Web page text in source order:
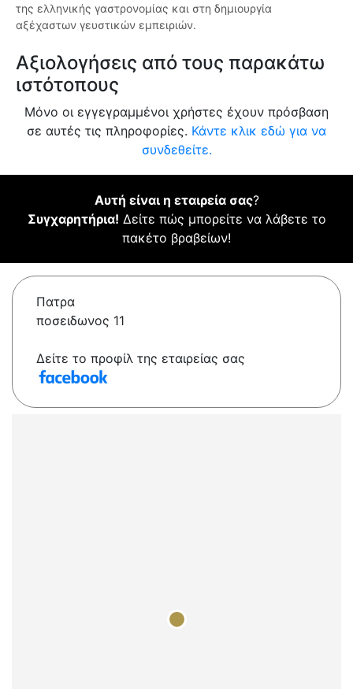
της ελληνικής γαστρονομίας και στη δημιουργία
αξέχαστων γευστικών εμπειριών.
Αξιολογήσεις από τους παρακάτω
ιστότοπους
Μόνο οι εγγεγραμμένοι χρήστες έχουν πρόσβαση
σε αυτές τις πληροφορίες. Κάντε κλικ εδώ για να
συνδεθείτε.
Αυτή είναι η εταιρεία σας?
Συγχαρητήρια! Δείτε πώς μπορείτε να λάβετε το
πακέτο βραβείων!
Πατρα
ποσειδωνος 11
Δείτε το προφίλ της εταιρείας σας